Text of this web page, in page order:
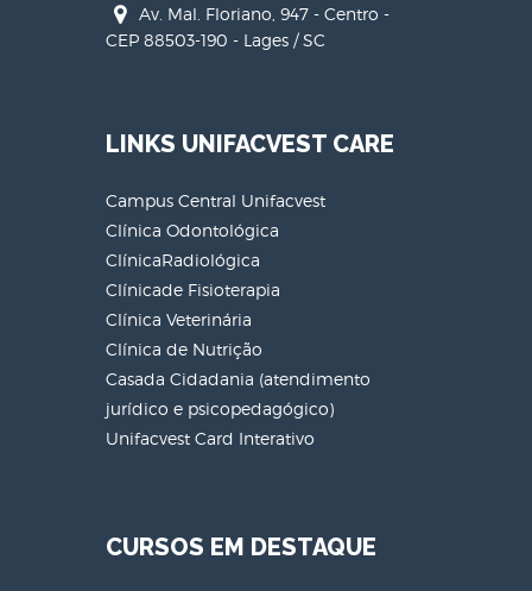
Av. Mal. Floriano, 947 - Centro -
CEP 88503-190 - Lages / SC
LINKS UNIFACVEST CARE
Campus Central Unifacvest
Clínica Odontológica
ClínicaRadiológica
Clínicade Fisioterapia
Clínica Veterinária
Clínica de Nutrição
Casada Cidadania (atendimento
jurídico e psicopedagógico)
Unifacvest Card Interativo
CURSOS EM DESTAQUE